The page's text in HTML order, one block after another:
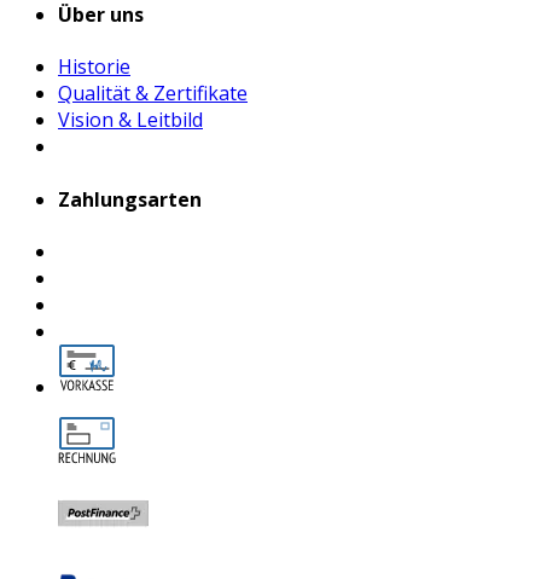
Über uns
Historie
Qualität & Zertifikate
Vision & Leitbild
Zahlungsarten